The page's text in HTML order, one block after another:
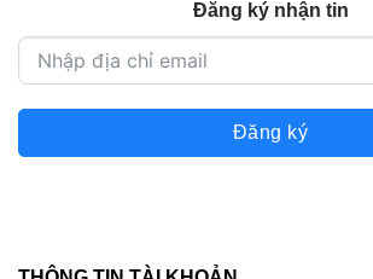
Đăng ký nhận tin
Đăng ký